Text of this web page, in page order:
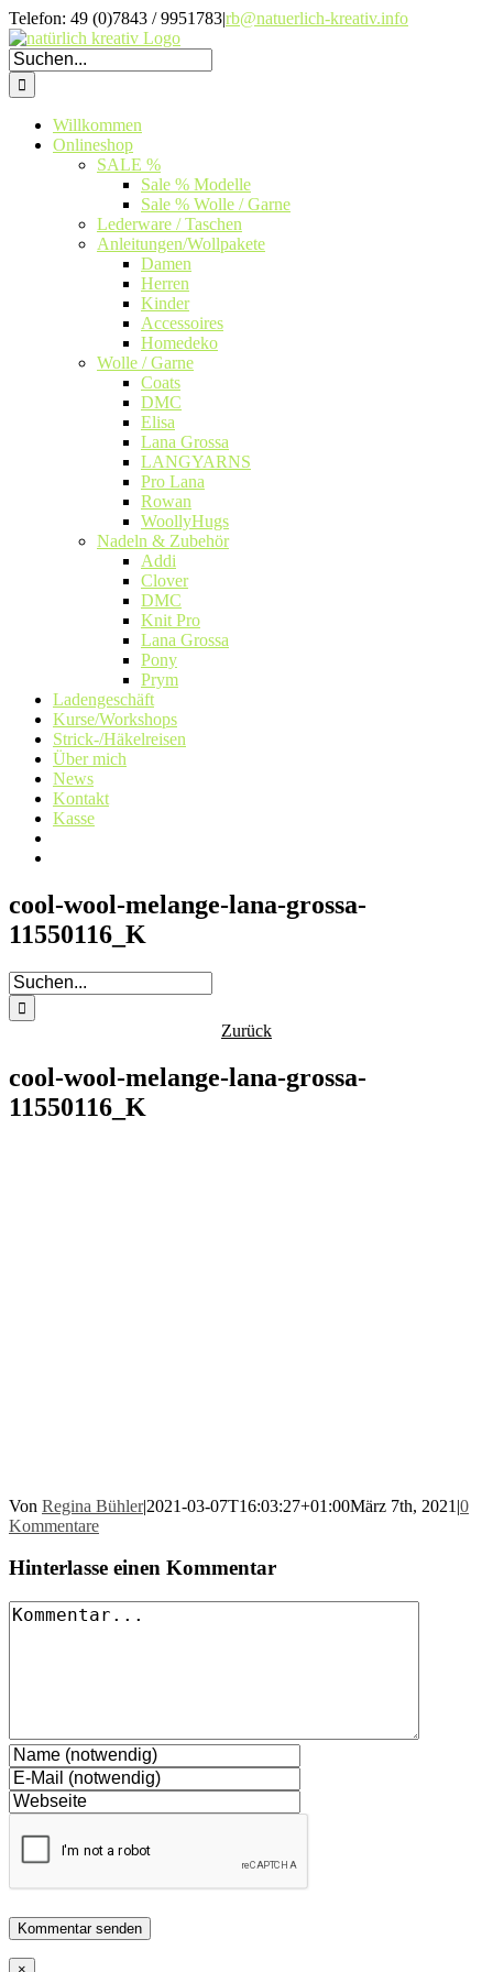
Zum
Inhalt
springen
Telefon: 49 (0)7843 / 9951783|rb@natuerlich-kreativ.info
Suche
nach:
Willkommen
Onlineshop
SALE %
Sale % Modelle
Sale % Wolle / Garne
Lederware / Taschen
Anleitungen/Wollpakete
Damen
Herren
Kinder
Accessoires
Homedeko
Wolle / Garne
Coats
DMC
Elisa
Lana Grossa
LANGYARNS
Pro Lana
Rowan
WoollyHugs
Nadeln & Zubehör
Addi
Clover
DMC
Knit Pro
Lana Grossa
Pony
Prym
Ladengeschäft
Kurse/Workshops
Strick-/Häkelreisen
Über mich
News
Kontakt
Kasse
cool-wool-melange-lana-grossa-
11550116_K
Suche
nach:
Zurück
cool-wool-melange-lana-grossa-
11550116_K
Von Regina Bühler|2021-03-07T16:03:27+01:00März 7th, 2021 |0
Kommentare
Hinterlasse einen Kommentar
Kommentar
Close